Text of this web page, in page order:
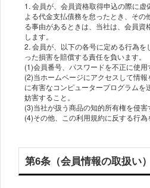
1. 会員が、会員資格取得申込の際に
よる代金支払債務を怠ったとき、そ
る事由があるときは、当社は、会員資
します。
2. 会員が、以下の各号に定める行為
った損害を賠償する責任を負います。
(1)会員番号、パスワードを不正に使用
(2)当ホームページにアクセスして情
に有害なコンピュータープログラムを
妨害すること。
(3)当社が扱う商品の知的所有権を侵害
(4)その他、この利用規約に反する行為
第6条（会員情報の取扱い）